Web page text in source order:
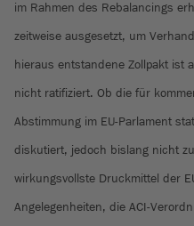
im Rahmen des Rebalancings
zeitweise ausgesetzt, um
hieraus entstandene Zollpakt ist
nicht ratifiziert. Ob die für
Abstimmung im EU-Parlament
diskutiert, jedoch bislang nicht
wirkungsvollste Druckmittel der
Angelegenheiten, die ACI-